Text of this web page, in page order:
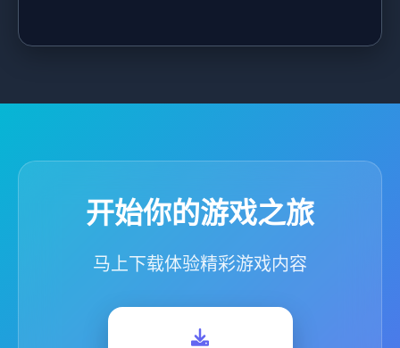
开始你的游戏之旅
马上下载体验精彩游戏内容